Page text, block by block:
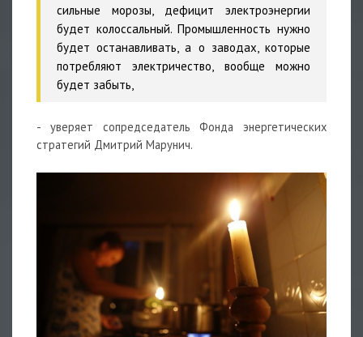
сильные морозы, дефицит электроэнергии
будет колоссальный. Промышленность нужно
будет останавливать, а о заводах, которые
потребляют электричество, вообще можно
будет забыть,
- уверяет сопредседатель Фонда энергетических
стратегий Дмитрий Марунич.